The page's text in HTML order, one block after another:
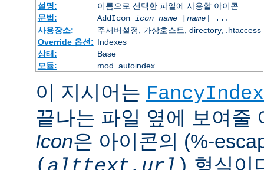
설명:
이름으로 선택한 파일에 사용할 아이콘
문법:
AddIcon icon name[name] ...
사용장소:
주서버설정, 가상호스트, directory, .htaccess
Override 옵션: Indexes
상태:
Base
모듈:
mod_autoindex
이 지시어는
끝나는 파일 옆에 보여줄
Icon은 아이콘의 (%-
형식이